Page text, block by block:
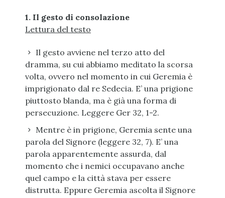
1. Il gesto di consolazione
Lettura del testo
Il gesto avviene nel terzo atto del
dramma, su cui abbiamo meditato la scorsa
volta, ovvero nel momento in cui Geremia è
imprigionato dal re Sedecia. E’ una prigione
piuttosto blanda, ma è già una forma di
persecuzione. Leggere Ger 32, 1-2.
Mentre è in prigione, Geremia sente una
parola del Signore (leggere 32, 7). E’ una
parola apparentemente assurda, dal
momento che i nemici occupavano anche
quel campo e la città stava per essere
distrutta. Eppure Geremia ascolta il Signore